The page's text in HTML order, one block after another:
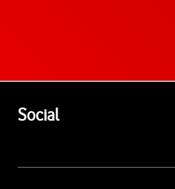
SocialEnlaces a las